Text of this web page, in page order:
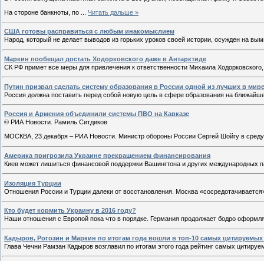
На стороне банкноты, по
Читать дальше »
США готовы расправиться с любым инакомыслием
Народ, который не делает выводов из горьких уроков своей истории, осужден на
Маркин пообещал достать Ходорковского даже в Антарктиде
СК РФ примет все меры для привлечения к ответственности Михаила
Путин призвал сделать систему образования в России одной из лучших в мире
Россия должна поставить перед собой новую цель в сфере образования на
Россия и Армения объединили системы ПВО на Кавказе
© РИА Новости. Рамиль Ситдиков
МОСКВА, 23 декабря – РИА Новости. Министр обороны России Сергей Шойгу в
Америка пригрозила Украине прекращением финансирования
Киев может лишиться финансовой поддержки Вашингтона и других
Изоляция Турции
Отношения России и Турции далеки от восстановления. Москва
Кто будет кормить Украину в 2016 году?
Наши отношения с Европой пока что в порядке. Германия продолжает бодро
Кадыров, Рогозин и Маркин по итогам года вошли в топ-10 самых
Глава Чечни Рамзан Кадыров возглавил по итогам этого года рейтинг самых